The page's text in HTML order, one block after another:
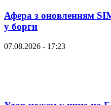
Афера з оновленням
у борги
07.08.2026 - 17:23